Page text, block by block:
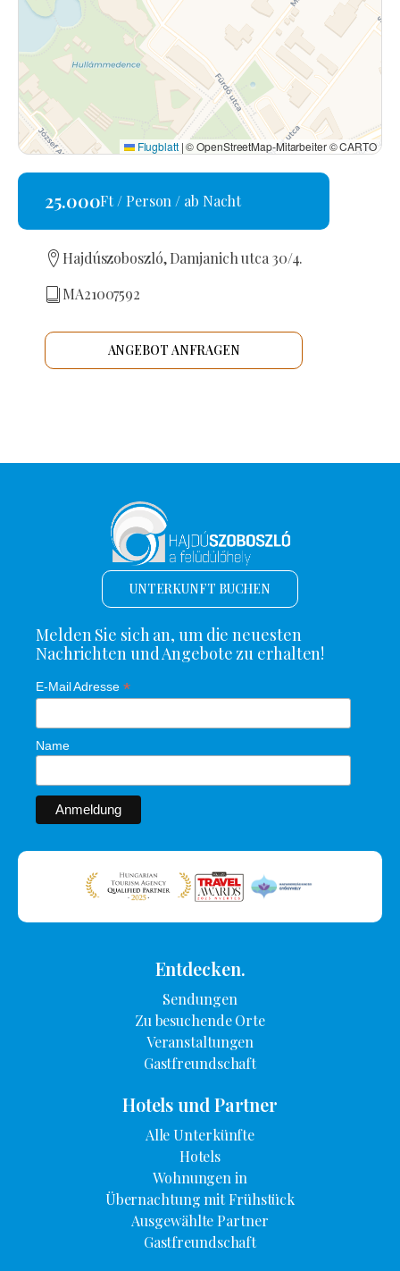
Flugblatt |© OpenStreetMap-Mitarbeiter © CARTO
25.000Ft / Person / ab Nacht
Hajdúszoboszló, Damjanich utca 30/4.
MA21007592
ANGEBOT ANFRAGEN
UNTERKUNFT BUCHEN
Melden Sie sich an, um die neuesten
Nachrichten und Angebote zu erhalten!
E-Mail Adresse *
Name
Entdecken.
Sendungen
Zu besuchende Orte
Veranstaltungen
Gastfreundschaft
Hotels und Partner
Alle Unterkünfte
Hotels
Wohnungen in
Übernachtung mit Frühstück
Ausgewählte Partner
Gastfreundschaft